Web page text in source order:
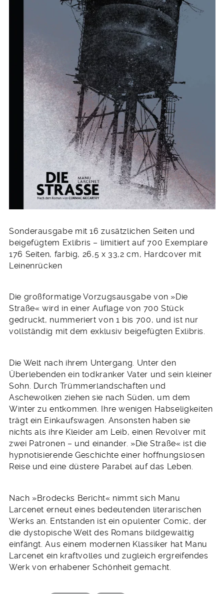
Sonderausgabe mit 16 zusätzlichen Seiten und
beigefügtem Exlibris – limitiert auf 700 Exemplare
176 Seiten, farbig, 26,5 x 33,2 cm, Hardcover mit
Leinenrücken
Die großformatige Vorzugsausgabe von »Die
Straße« wird in einer Auflage von 700 Stück
gedruckt, nummeriert von 1 bis 700, und ist nur
vollständig mit dem exklusiv beigefügten Exlibris.
Die Welt nach ihrem Untergang. Unter den
Überlebenden ein todkranker Vater und sein kleiner
Sohn. Durch Trümmerlandschaften und
Aschewolken ziehen sie nach Süden, um dem
Winter zu entkommen. Ihre wenigen Habseligkeiten
trägt ein Einkaufswagen. Ansonsten haben sie
nichts als ihre Kleider am Leib, einen Revolver mit
zwei Patronen – und einander. »Die Straße« ist die
hypnotisierende Geschichte einer hoffnungslosen
Reise und eine düstere Parabel auf das Leben.
Nach »Brodecks Bericht« nimmt sich Manu
Larcenet erneut eines bedeutenden literarischen
Werks an. Entstanden ist ein opulenter Comic, der
die dystopische Welt des Romans bildgewaltig
einfängt. Aus einem modernen Klassiker hat Manu
Larcenet ein kraftvolles und zugleich ergreifendes
Werk von erhabener Schönheit gemacht.